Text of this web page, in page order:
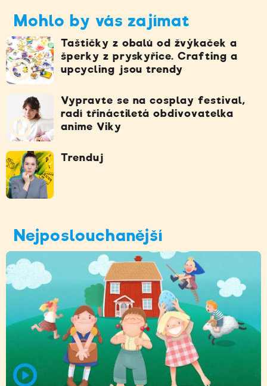
Mohlo by vás zajímat
Taštičky z obalů od žvýkaček a
šperky z pryskyřice. Crafting a
upcycling jsou trendy
Vypravte se na cosplay festival,
radí třináctiletá obdivovatelka
anime Viky
Trenduj
Nejposlouchanější